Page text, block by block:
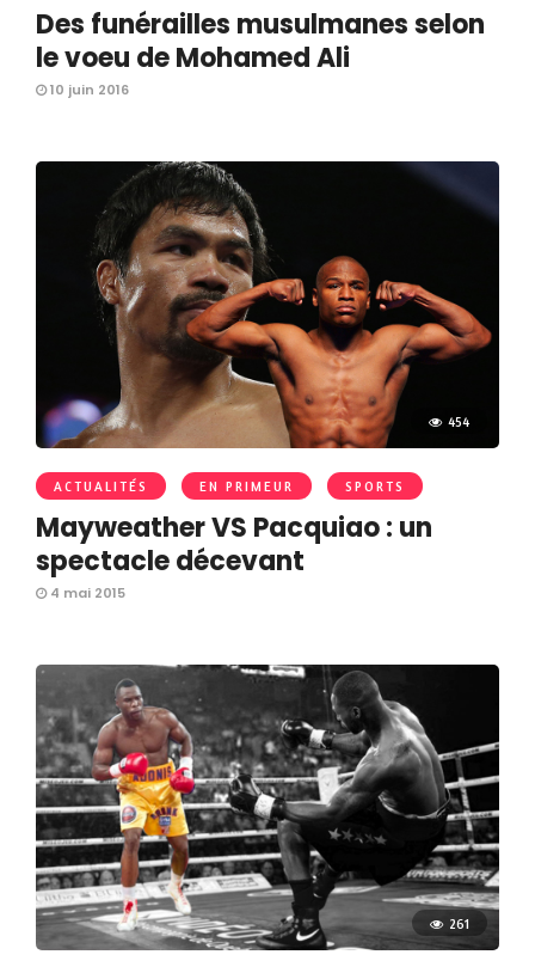
Des funérailles musulmanes selon
le voeu de Mohamed Ali
10 juin 2016
454
ACTUALITÉS EN PRIMEUR SPORTS
Mayweather VS Pacquiao : un
spectacle décevant
4 mai 2015
261